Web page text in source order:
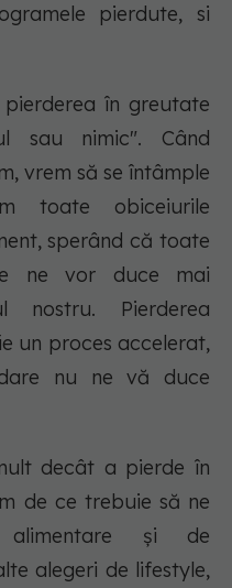
pierdute, si
în greutate
sau nimic". Când
vrem să se întâmple
toate obiceiurile
sperând că toate
ne vor duce mai
nostru. Pierderea
un proces accelerat,
nu ne vă duce
decât a pierde în
de ce trebuie să ne
alimentare și de
alegeri de lifestyle,